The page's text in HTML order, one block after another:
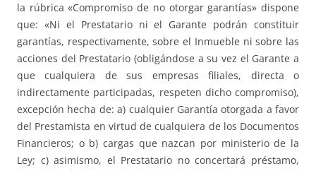
la rúbrica «Compromiso de no otorgar garantías» dispone
que: «Ni el Prestatario ni el Garante podrán constituir
garantías, respectivamente, sobre el Inmueble ni sobre las
acciones del Prestatario (obligándose a su vez el Garante a
que cualquiera de sus empresas filiales, directa o
indirectamente participadas, respeten dicho compromiso),
excepción hecha de: a) cualquier Garantía otorgada a favor
del Prestamista en virtud de cualquiera de los Documentos
Financieros; o b) cargas que nazcan por ministerio de la
Ley; c) asimismo, el Prestatario no concertará préstamo,